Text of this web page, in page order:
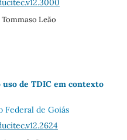
Leão
uso de TDIC em contexto
de Goiás